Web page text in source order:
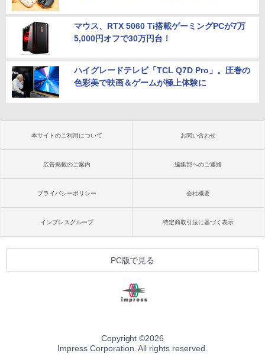
マウス、RTX 5060 Ti搭載ゲーミングPCが7万
5,000円オフで30万円台！
ハイグレードテレビ「TCL Q7D Pro」。圧巻の
色彩美で映画＆ゲームが極上体験に
本サイトのご利用について お問い合わせ
広告掲載のご案内 編集部へのご連絡
プライバシーポリシー 会社概要
インプレスグループ 特定商取引法に基づく表示
PC版で見る
Copyright ©2026
Impress Corporation. All rights reserved.